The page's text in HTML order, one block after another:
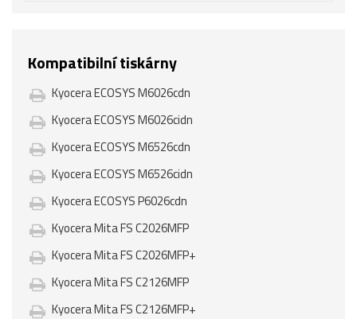
Kompatibilní tiskárny
Kyocera ECOSYS M6026cdn
Kyocera ECOSYS M6026cidn
Kyocera ECOSYS M6526cdn
Kyocera ECOSYS M6526cidn
Kyocera ECOSYS P6026cdn
Kyocera Mita FS C2026MFP
Kyocera Mita FS C2026MFP+
Kyocera Mita FS C2126MFP
Kyocera Mita FS C2126MFP+